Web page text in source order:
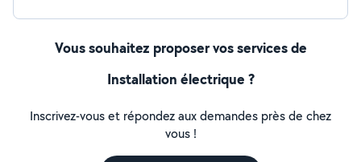
Vous souhaitez proposer vos services de
Installation électrique ?
Inscrivez-vous et répondez aux demandes près de chez
vous !